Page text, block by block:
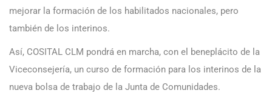
mejorar la formación de los habilitados nacionales, pero
también de los interinos.
Así, COSITAL CLM pondrá en marcha, con el beneplácito de la
Viceconsejería, un curso de formación para los interinos de la
nueva bolsa de trabajo de la Junta de Comunidades.